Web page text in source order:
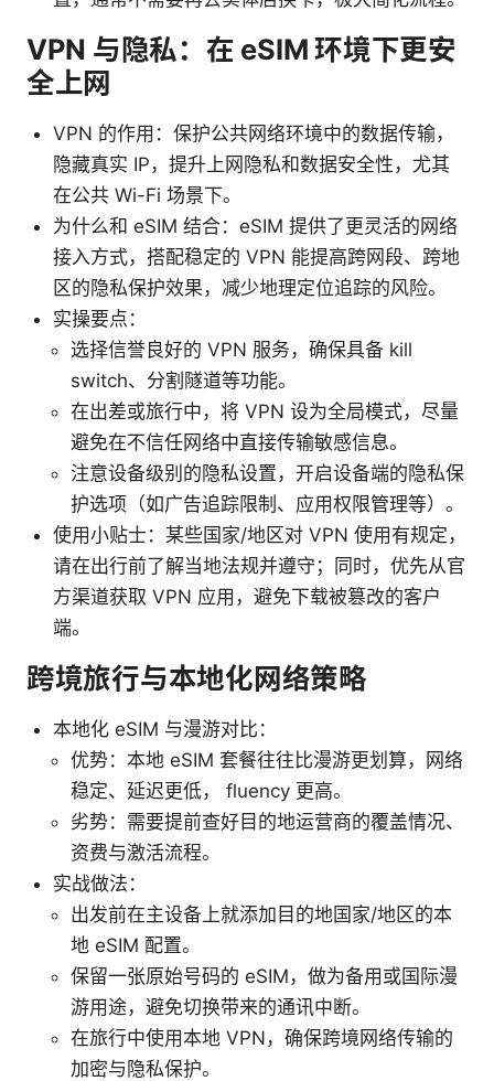
VPN 与隐私：在 eSIM 环境下更安
全上网
VPN 的作用：保护公共网络环境中的数据传输，
隐藏真实 IP，提升上网隐私和数据安全性，尤其
在公共 Wi-Fi 场景下。
为什么和 eSIM 结合：eSIM 提供了更灵活的网络
接入方式，搭配稳定的 VPN 能提高跨网段、跨地
区的隐私保护效果，减少地理定位追踪的风险。
实操要点：
选择信誉良好的 VPN 服务，确保具备 kill
switch、分割隧道等功能。
在出差或旅行中，将 VPN 设为全局模式，尽量
避免在不信任网络中直接传输敏感信息。
注意设备级别的隐私设置，开启设备端的隐私保
护选项（如广告追踪限制、应用权限管理等）。
使用小贴士：某些国家/地区对 VPN 使用有规定，
请在出行前了解当地法规并遵守；同时，优先从官
方渠道获取 VPN 应用，避免下载被篡改的客户
端。
跨境旅行与本地化网络策略
本地化 eSIM 与漫游对比：
优势：本地 eSIM 套餐往往比漫游更划算，网络
稳定、延迟更低， fluency 更高。
劣势：需要提前查好目的地运营商的覆盖情况、
资费与激活流程。
实战做法：
出发前在主设备上就添加目的地国家/地区的本
地 eSIM 配置。
保留一张原始号码的 eSIM，做为备用或国际漫
游用途，避免切换带来的通讯中断。
在旅行中使用本地 VPN，确保跨境网络传输的
加密与隐私保护。